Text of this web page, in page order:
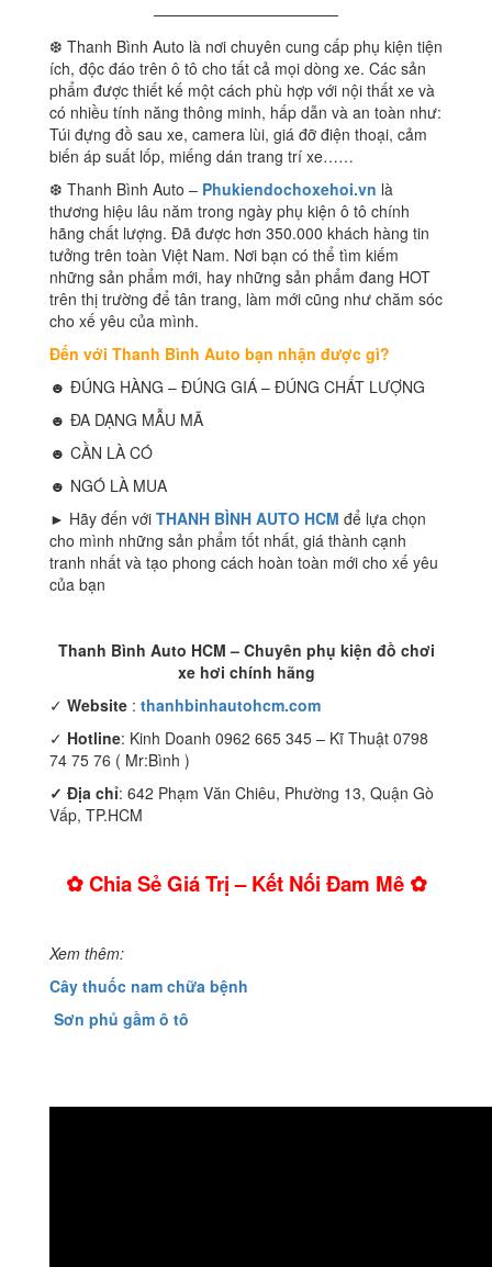
————————————
❆ Thanh Bình Auto là nơi chuyên cung cấp phụ kiện tiện
ích, độc đáo trên ô tô cho tất cả mọi dòng xe. Các sản
phẩm được thiết kế một cách phù hợp với nội thất xe và
có nhiều tính năng thông minh, hấp dẫn và an toàn như:
Túi đựng đồ sau xe, camera lùi, giá đỡ điện thoại, cảm
biến áp suất lốp, miếng dán trang trí xe……
❆ Thanh Bình Auto – Phukiendochoxehoi.vn là
thương hiệu lâu năm trong ngày phụ kiện ô tô chính
hãng chất lượng. Đã được hơn 350.000 khách hàng tin
tưởng trên toàn Việt Nam. Nơi bạn có thể tìm kiếm
những sản phẩm mới, hay những sản phẩm đang HOT
trên thị trường để tân trang, làm mới cũng như chăm sóc
cho xế yêu của mình.
Đến với Thanh Bình Auto bạn nhận được gì?
☻ ĐÚNG HÀNG – ĐÚNG GIÁ – ĐÚNG CHẤT LƯỢNG
☻ ĐA DẠNG MẪU MÃ
☻ CẦN LÀ CÓ
☻ NGÓ LÀ MUA
► Hãy đến với THANH BÌNH AUTO HCM để lựa chọn
cho mình những sản phẩm tốt nhất, giá thành cạnh
tranh nhất và tạo phong cách hoàn toàn mới cho xế yêu
của bạn
Thanh Bình Auto HCM – Chuyên phụ kiện đồ chơi
xe hơi chính hãng
✓ Website : thanhbinhautohcm.com
✓ Hotline: Kinh Doanh 0962 665 345 – Kĩ Thuật 0798
74 75 76 ( Mr:Bình )
✓ Địa chỉ: 642 Phạm Văn Chiêu, Phường 13, Quận Gò
Vấp, TP.HCM
✿ Chia Sẻ Giá Trị – Kết Nối Đam Mê ✿
Xem thêm:
Cây thuốc nam chữa bệnh
Sơn phủ gầm ô tô